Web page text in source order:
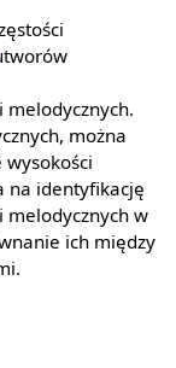
melodycznych.
można
na identyfikację
melodycznych w
ich między